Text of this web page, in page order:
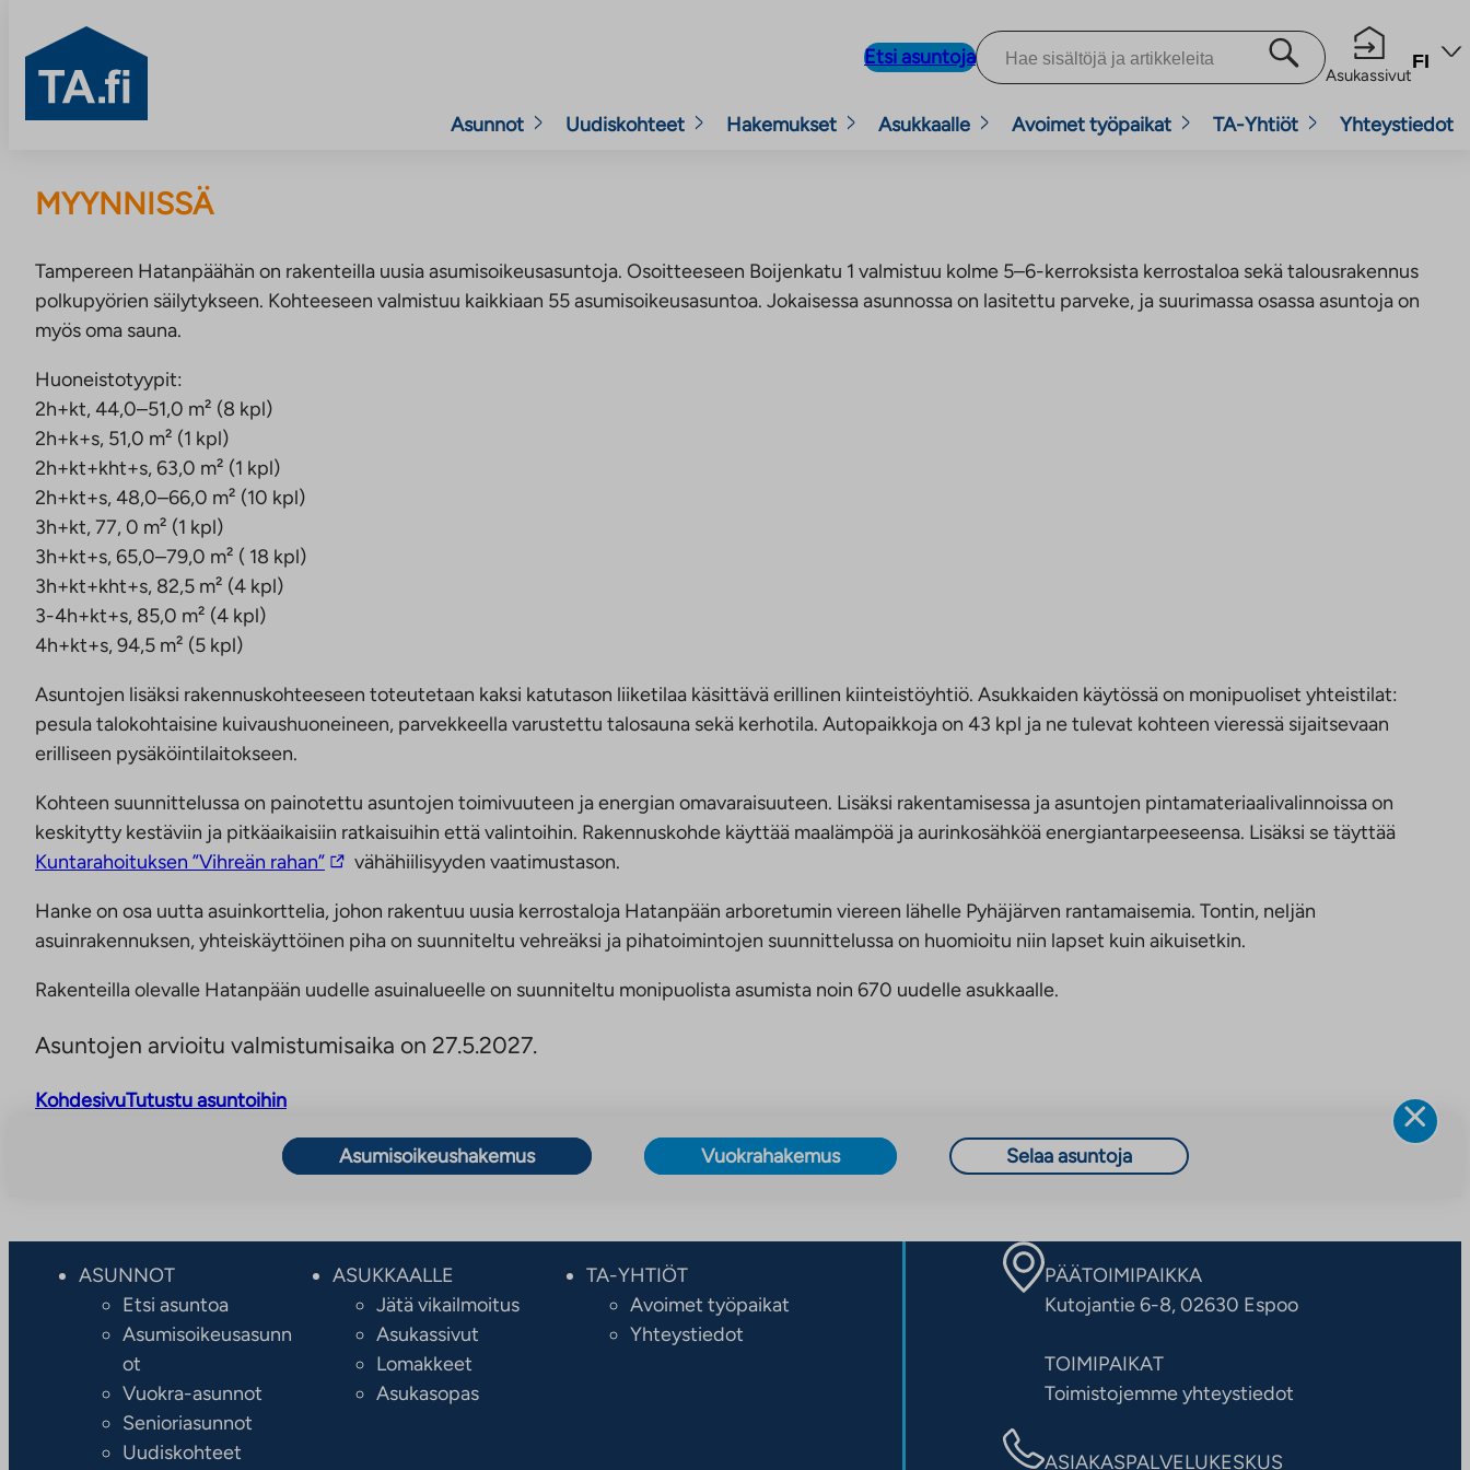
sisältöön
TA.fi
Etsi asuntoja
Asukassivut
FI
Asunnot Uudiskohteet Hakemukset Asukkaalle Avoimet työpaikat TA-Yhtiöt Yhteystiedot
MYYNNISSÄ
Tampereen Hatanpäähän on rakenteilla uusia asumisoikeusasuntoja. Osoitteeseen Boijenkatu 1 valmistuu kolme 5–6-kerroksista kerrostaloa sekä talousrakennus
polkupyörien säilytykseen. Kohteeseen valmistuu kaikkiaan 55 asumisoikeusasuntoa. Jokaisessa asunnossa on lasitettu parveke, ja suurimassa osassa asuntoja on
myös oma sauna.
Huoneistotyypit:
2h+kt, 44,0–51,0 m² (8 kpl)
2h+k+s, 51,0 m² (1 kpl)
2h+kt+kht+s, 63,0 m² (1 kpl)
2h+kt+s, 48,0–66,0 m² (10 kpl)
3h+kt, 77, 0 m² (1 kpl)
3h+kt+s, 65,0–79,0 m² ( 18 kpl)
3h+kt+kht+s, 82,5 m² (4 kpl)
3-4h+kt+s, 85,0 m² (4 kpl)
4h+kt+s, 94,5 m² (5 kpl)
Asuntojen lisäksi rakennuskohteeseen toteutetaan kaksi katutason liiketilaa käsittävä erillinen kiinteistöyhtiö. Asukkaiden käytössä on monipuoliset yhteistilat:
pesula talokohtaisine kuivaushuoneineen, parvekkeella varustettu talosauna sekä kerhotila. Autopaikkoja on 43 kpl ja ne tulevat kohteen vieressä sijaitsevaan
erilliseen pysäköintilaitokseen.
Kohteen suunnittelussa on painotettu asuntojen toimivuuteen ja energian omavaraisuuteen. Lisäksi rakentamisessa ja asuntojen pintamateriaalivalinnoissa on
keskitytty kestäviin ja pitkäaikaisiin ratkaisuihin että valintoihin. Rakennuskohde käyttää maalämpöä ja aurinkosähköä energiantarpeeseensa. Lisäksi se täyttää
Kuntarahoituksen ”Vihreän rahan”Linkki
ulkopuoliseen
palveluun.
Linkki
uuteen
vähähiilisyyden vaatimustason.
Hanke on osa uutta asuinkorttelia, johon rakentuu uusia kerrostaloja Hatanpään arboretumin viereen lähelle Pyhäjärven rantamaisemia. Tontin, neljän
asuinrakennuksen, yhteiskäyttöinen piha on suunniteltu vehreäksi ja pihatoimintojen suunnittelussa on huomioitu niin lapset kuin aikuisetkin.
Rakenteilla olevalle Hatanpään uudelle asuinalueelle on suunniteltu monipuolista asumista noin 670 uudelle asukkaalle.
Asuntojen arvioitu valmistumisaika on 27.5.2027.
KohdesivuTutustu asuntoihin
Asumisoikeushakemus Vuokrahakemus Selaa asuntoja
ASUNNOT
Etsi asuntoa
Asumisoikeusasunn
ot
Vuokra-asunnot
Senioriasunnot
Uudiskohteet
ASUKKAALLE
Jätä vikailmoitus
Asukassivut
Lomakkeet
Asukasopas
TA-YHTIÖT
Avoimet työpaikat
Yhteystiedot
PÄÄTOIMIPAIKKA
Kutojantie 6-8, 02630 Espoo
TOIMIPAIKAT
Toimistojemme yhteystiedot
ASIAKASPALVELUKESKUS